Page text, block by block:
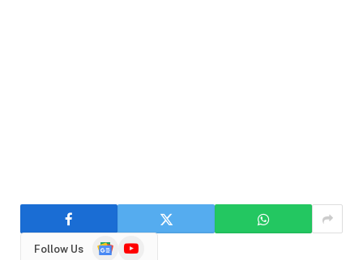
Follow Us
GoogleYouTube